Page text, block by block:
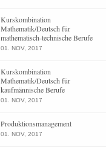
Kurskombination
Mathematik/Deutsch für
mathematisch-technische Berufe
01. NOV, 2017
Kurskombination
Mathematik/Deutsch für
kaufmännische Berufe
01. NOV, 2017
Produktionsmanagement
01. NOV, 2017